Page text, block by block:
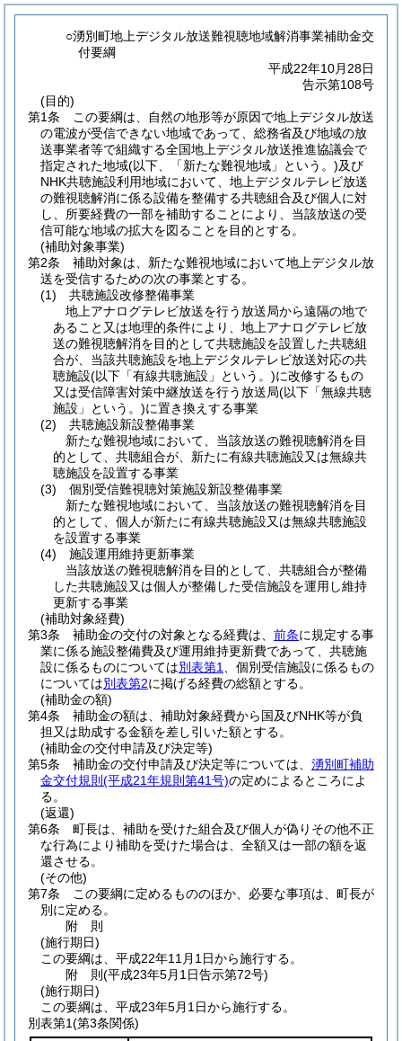
○湧別町地上デジタル放送難視聴地域解消事業補助金交
付要綱
平成22年10月28日
告示第108号
(目的)
第1条
この要綱は、自然の地形等が原因で地上デジタル放送
の電波が受信できない地域であって、総務省及び地域の放
送事業者等で組織する全国地上デジタル放送推進協議会で
指定された地域(以下、「新たな難視地域」という。)及び
NHK共聴施設利用地域において、地上デジタルテレビ放送
の難視聴解消に係る設備を整備する共聴組合及び個人に対
し、所要経費の一部を補助することにより、当該放送の受
信可能な地域の拡大を図ることを目的とする。
(補助対象事業)
第2条
補助対象は、新たな難視地域において地上デジタル放
送を受信するための次の事業とする。
(1)
共聴施設改修整備事業
地上アナログテレビ放送を行う放送局から遠隔の地で
あること又は地理的条件により、地上アナログテレビ放
送の難視聴解消を目的として共聴施設を設置した共聴組
合が、当該共聴施設を地上デジタルテレビ放送対応の共
聴施設(以下「有線共聴施設」という。)に改修するもの
又は受信障害対策中継放送を行う放送局(以下「無線共聴
施設」という。)に置き換えする事業
(2)
共聴施設新設整備事業
新たな難視地域において、当該放送の難視聴解消を目
的として、共聴組合が、新たに有線共聴施設又は無線共
聴施設を設置する事業
(3)
個別受信難視聴対策施設新設整備事業
新たな難視地域において、当該放送の難視聴解消を目
的として、個人が新たに有線共聴施設又は無線共聴施設
を設置する事業
(4)
施設運用維持更新事業
当該放送の難視聴解消を目的として、共聴組合が整備
した共聴施設又は個人が整備した受信施設を運用し維持
更新する事業
(補助対象経費)
第3条
補助金の交付の対象となる経費は、 前条に規定する事
業に係る施設整備費及び運用維持更新費であって、共聴施
設に係るものについては別表第1
、個別受信施設に係るもの
については別表第2に掲げる経費の総額とする。
(補助金の額)
第4条
補助金の額は、補助対象経費から国及びNHK等が負
担又は助成する金額を差し引いた額とする。
(補助金の交付申請及び決定等)
第5条
補助金の交付申請及び決定等については、 湧別町補助
金交付規則 (平成21年規則第41号)の定めによるところによ
る。
(返還)
第6条
町長は、補助を受けた組合及び個人が偽りその他不正
な行為により補助を受けた場合は、全額又は一部の額を返
還させる。
(その他)
第7条
この要綱に定めるもののほか、必要な事項は、町長が
別に定める。
附 則
(施行期日)
この要綱は、平成22年11月1日から施行する。
附 則(平成23年5月1日告示第72号)
(施行期日)
この要綱は、平成23年5月1日から施行する。
別表第1(第3条関係)